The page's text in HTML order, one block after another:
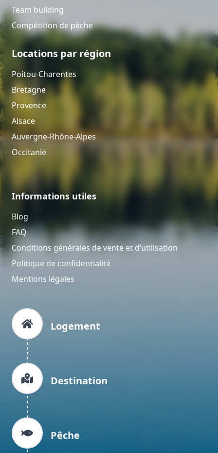
Team building
Compétition de pêche
Locations par région
Poitou-Charentes
Bretagne
Provence
Alsace
Auvergne-Rhône-Alpes
Occitanie
Informations utiles
Blog
FAQ
Conditions générales de vente et d’utilisation
Politique de confidentialité
Mentions légales
Logement
Destination
Pêche